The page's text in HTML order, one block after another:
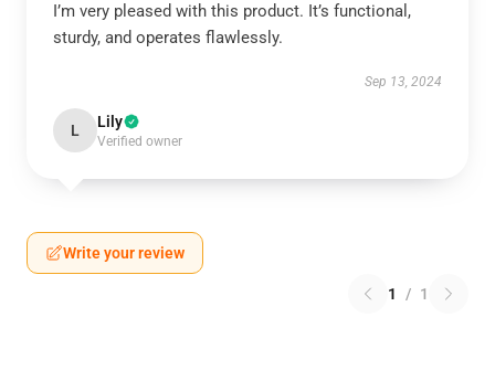
I’m very pleased with this product. It’s functional,
sturdy, and operates flawlessly.
Sep 13, 2024
L Lily
Verified owner
Write your review
1 / 1